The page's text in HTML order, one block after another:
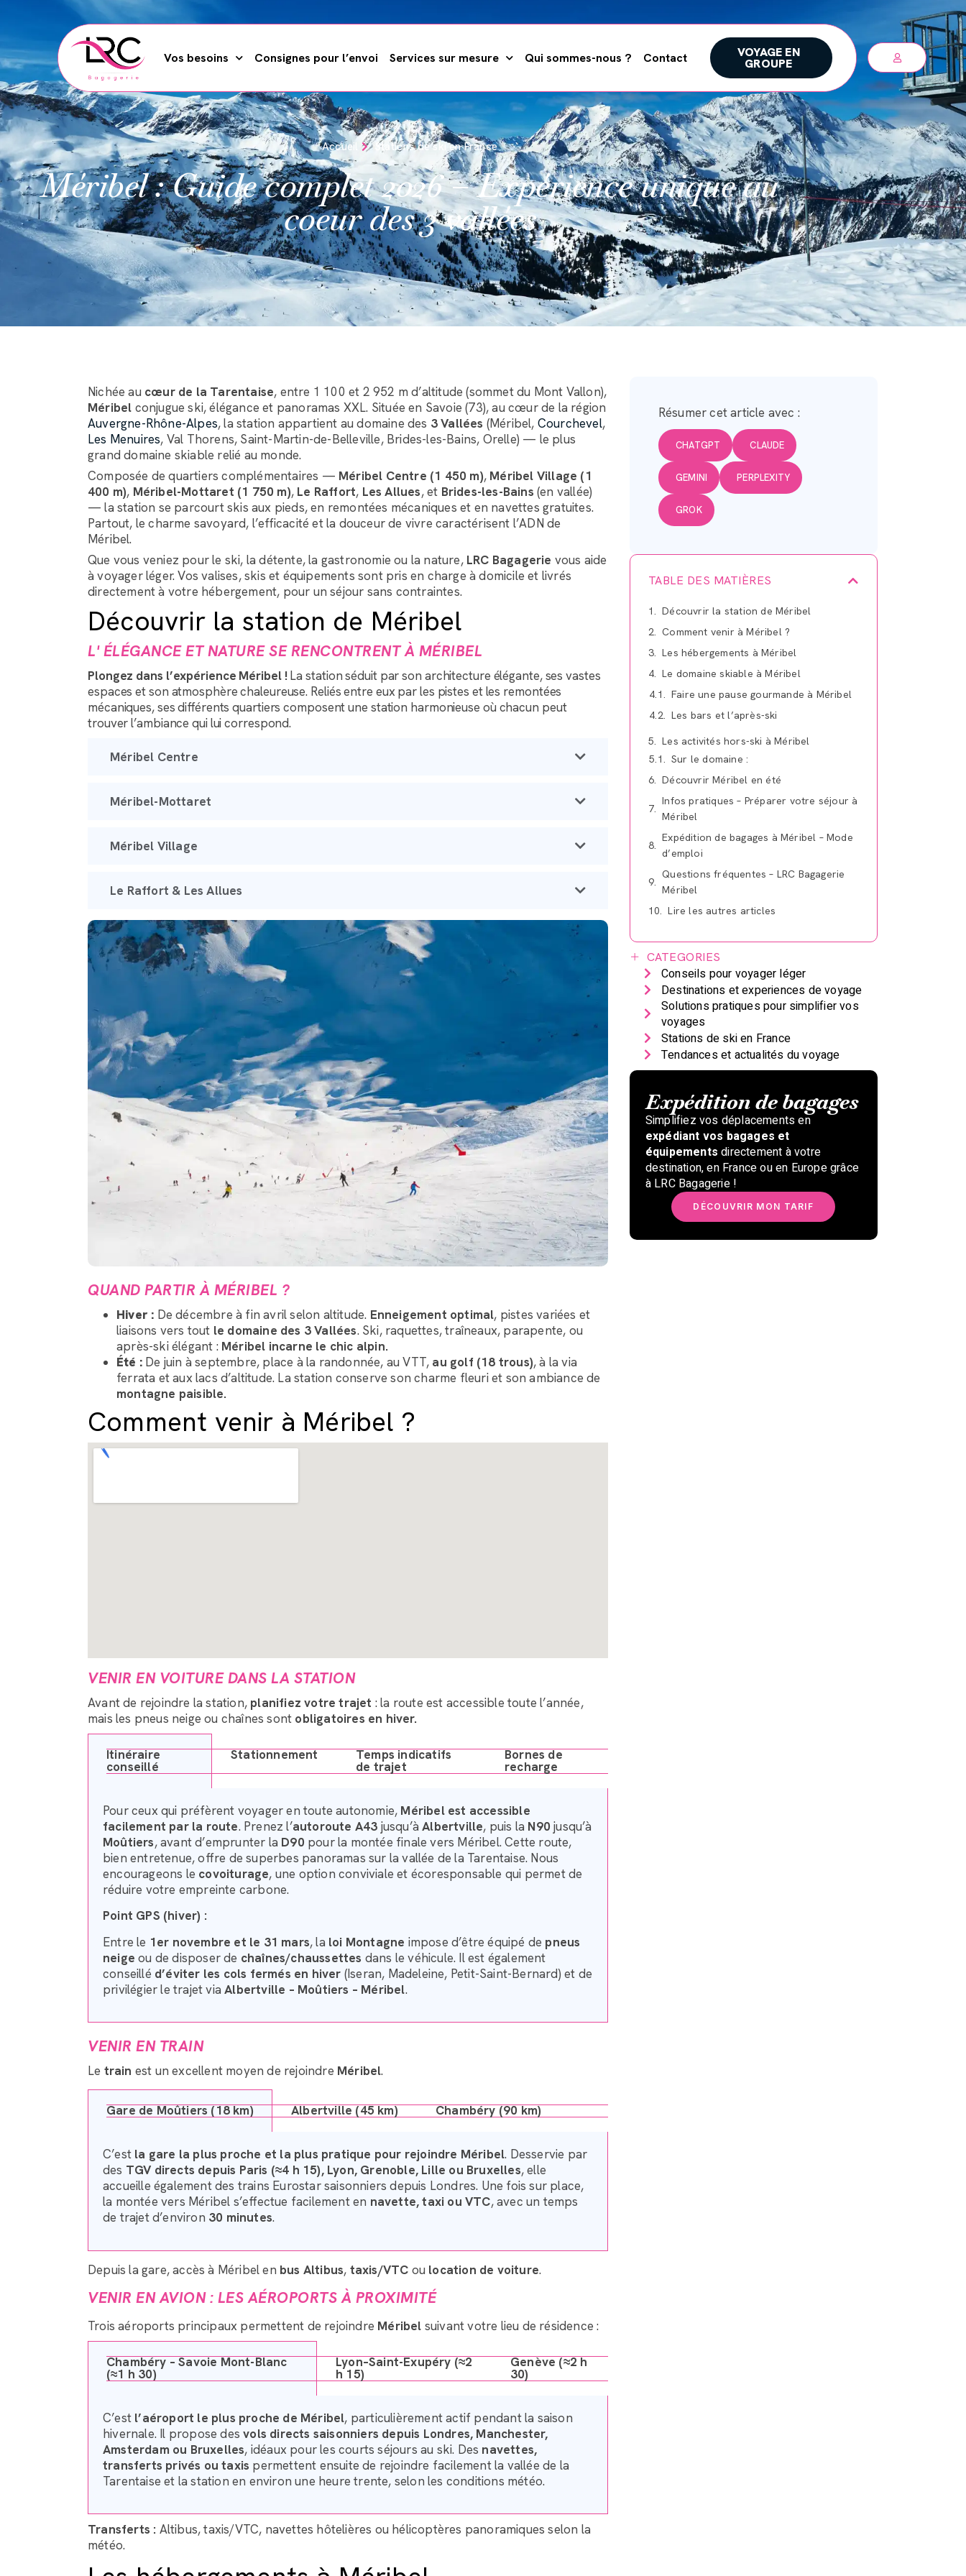
Vos besoins Consignes pour l’envoi Services sur mesure Qui sommes-nous ? Contact VOYAGE EN
GROUPE
Accueil Stations de ski en France
Méribel : Guide complet 2026 – Expérience unique au
coeur des 3 vallées
Nichée au cœur de la Tarentaise, entre 1 100 et 2 952 m d’altitude (sommet du Mont Vallon),
Méribel conjugue ski, élégance et panoramas XXL. Située en Savoie (73), au cœur de la région
Auvergne-Rhône-Alpes, la station appartient au domaine des 3 Vallées (Méribel, Courchevel,
Les Menuires, Val Thorens, Saint-Martin-de-Belleville, Brides-les-Bains, Orelle) — le plus
grand domaine skiable relié au monde.
Composée de quartiers complémentaires — Méribel Centre (1 450 m), Méribel Village (1
400 m), Méribel-Mottaret (1 750 m), Le Raffort, Les Allues, et Brides-les-Bains (en vallée)
— la station se parcourt skis aux pieds, en remontées mécaniques et en navettes gratuites.
Partout, le charme savoyard, l’efficacité et la douceur de vivre caractérisent l’ADN de
Méribel.
Que vous veniez pour le ski, la détente, la gastronomie ou la nature, LRC Bagagerie vous aide
à voyager léger. Vos valises, skis et équipements sont pris en charge à domicile et livrés
directement à votre hébergement, pour un séjour sans contraintes.
Découvrir la station de Méribel
L' ÉLÉGANCE ET NATURE SE RENCONTRENT À MÉRIBEL
Plongez dans l’expérience Méribel ! La station séduit par son architecture élégante, ses vastes
espaces et son atmosphère chaleureuse. Reliés entre eux par les pistes et les remontées
mécaniques, ses différents quartiers composent une station harmonieuse où chacun peut
trouver l’ambiance qui lui correspond.
Méribel Centre
Méribel-Mottaret
Méribel Village
Le Raffort & Les Allues
QUAND PARTIR À MÉRIBEL ?
Hiver : De décembre à fin avril selon altitude. Enneigement optimal, pistes variées et
liaisons vers tout le domaine des 3 Vallées. Ski, raquettes, traîneaux, parapente, ou
après-ski élégant : Méribel incarne le chic alpin.
Été : De juin à septembre, place à la randonnée, au VTT, au golf (18 trous), à la via
ferrata et aux lacs d’altitude. La station conserve son charme fleuri et son ambiance de
montagne paisible.
Comment venir à Méribel ?
VENIR EN VOITURE DANS LA STATION
Avant de rejoindre la station, planifiez votre trajet : la route est accessible toute l’année,
mais les pneus neige ou chaînes sont obligatoires en hiver.
Itinéraire
conseillé
Stationnement Temps indicatifs
de trajet
Bornes de
recharge
Pour ceux qui préfèrent voyager en toute autonomie, Méribel est accessible
facilement par la route. Prenez l’autoroute A43 jusqu’àAlbertville, puis la N90 jusqu’à
Moûtiers, avant d’emprunter la D90 pour la montée finale vers Méribel. Cette route,
bien entretenue, offre de superbes panoramas sur la vallée de la Tarentaise. Nous
encourageons le covoiturage, une option conviviale et écoresponsable qui permet de
réduire votre empreinte carbone.
Point GPS (hiver) :
Entre le 1er novembre et le 31 mars, la loi Montagne impose d’être équipé de pneus
neige ou de disposer de chaînes/chaussettes dans le véhicule. Il est également
conseillé d’éviter les cols fermés en hiver (Iseran, Madeleine, Petit-Saint-Bernard) et de
privilégier le trajet viaAlbertville – Moûtiers – Méribel.
VENIR EN TRAIN
Le train est un excellent moyen de rejoindre Méribel.
Gare de Moûtiers (18 km) Albertville (45 km) Chambéry (90 km)
C’est la gare la plus proche et la plus pratique pour rejoindre Méribel. Desservie par
des TGV directs depuis Paris (≈4 h 15), Lyon, Grenoble, Lille ou Bruxelles, elle
accueille également des trains Eurostar saisonniers depuis Londres. Une fois sur place,
la montée vers Méribel s’effectue facilement en navette, taxi ou VTC, avec un temps
de trajet d’environ 30 minutes.
Depuis la gare, accès à Méribel en bus Altibus, taxis/VTC ou location de voiture.
VENIR EN AVION : LES AÉROPORTS À PROXIMITÉ
Trois aéroports principaux permettent de rejoindre Méribel suivant votre lieu de résidence :
Chambéry – Savoie Mont-Blanc
(≈1 h 30)
Lyon–Saint-Exupéry (≈2
h 15)
Genève (≈2 h
30)
C’est l’aéroport le plus proche de Méribel, particulièrement actif pendant la saison
hivernale. Il propose desvols directs saisonniers depuis Londres, Manchester,
Amsterdam ou Bruxelles, idéaux pour les courts séjours au ski. Des navettes,
transferts privés ou taxis permettent ensuite de rejoindre facilement la vallée de la
Tarentaise et la station en environ une heure trente, selon les conditions météo.
Transferts : Altibus, taxis/VTC, navettes hôtelières ou hélicoptères panoramiques selon la
météo.
Résumer cet article avec :
CHATGPT CLAUDE
GEMINI PERPLEXITY
GROK
TABLE DES MATIÈRES
Découvrir la station de Méribel
Comment venir à Méribel ?
Les hébergements à Méribel
Le domaine skiable à Méribel
Faire une pause gourmande à Méribel
Les bars et l’après-ski
Les activités hors-ski à Méribel
Découvrir Méribel en été
Infos pratiques – Préparer votre séjour à
Méribel
Expédition de bagages à Méribel – Mode
d’emploi
Questions fréquentes – LRC Bagagerie
Méribel
Lire les autres articles
CATEGORIES
Conseils pour voyager léger
Destinations et experiences de voyage
Solutions pratiques pour simplifier vos
voyages
Stations de ski en France
Tendances et actualités du voyage
Simplifiez vos déplacements en
expédiant vos bagages et
équipementsdirectement à votre
destination, en France ou en Europe grâce
à LRC Bagagerie !
DÉCOUVRIR MON TARIF